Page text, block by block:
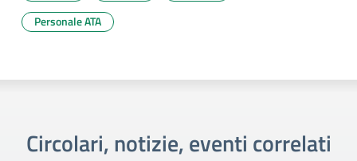
Personale ATA
Circolari, notizie, eventi correlati